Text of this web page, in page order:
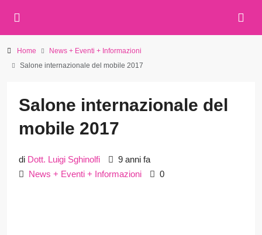
Home
News + Eventi + Informazioni
Salone internazionale del mobile 2017
Salone internazionale del
mobile 2017
di Dott. Luigi Sghinolfi
9 anni fa
News + Eventi + Informazioni
0